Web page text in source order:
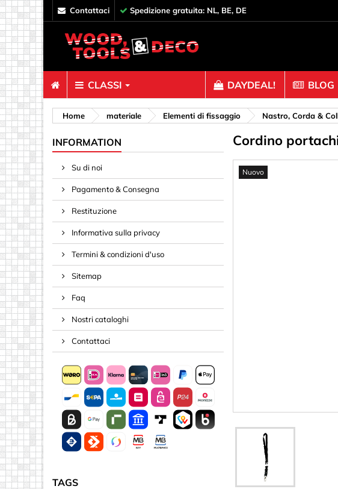
contattaci Spedizione gratuita: NL, BE, DE
CLASSI
Elementi di fissaggio
Bulloni e dadi
Chiodi
Clip, Raccoglitori & Rete
Lettere & Caratteri
Materiale in fogli 3 mm
Materiale in fogli 8 mm
DAYDEAL! BLOG
Home materiale Elementi di fissaggio Nastro, Corda &
INFORMATION
Su di noi
Pagamento & Consegna
Restituzione
Informativa sulla privacy
Termini & condizioni d'uso
Sitemap
Faq
Nostri cataloghi
Contattaci
TAGS
Cordino
Nuovo